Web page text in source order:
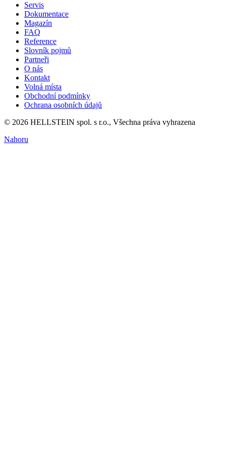
Servis
Dokumentace
Magazín
FAQ
Reference
Slovník pojmů
Partneři
O nás
Kontakt
Volná místa
Obchodní podmínky
Ochrana osobních údajů
© 2026 HELLSTEIN spol. s r.o., Všechna práva vyhrazena
Nahoru